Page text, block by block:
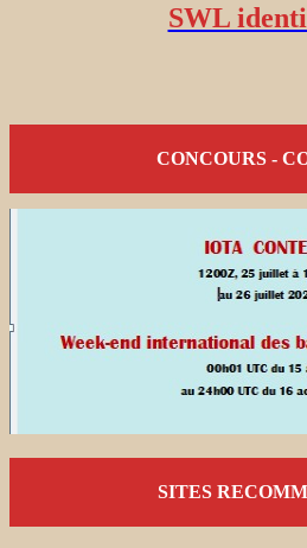
SWL
CONCOURS -
SITES